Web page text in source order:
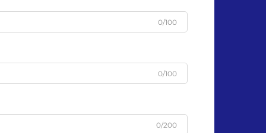
0/100
0/100
0/200